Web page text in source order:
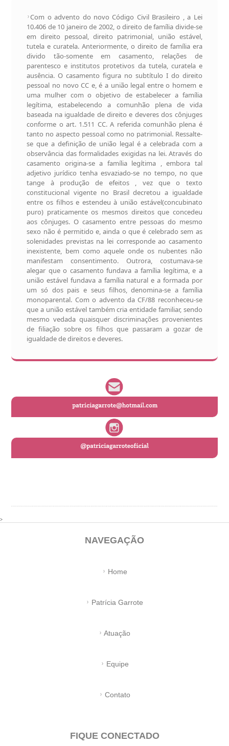
Com o advento do novo Código Civil Brasileiro , a Lei
10.406 de 10 janeiro de 2002, o direito de família divide-se
em direito pessoal, direito patrimonial, união estável,
tutela e curatela. Anteriormente, o direito de família era
divido tão-somente em casamento, relações de
parentesco e institutos protetivos da tutela, curatela e
ausência. O casamento figura no subtítulo I do direito
pessoal no novo CC e, é a união legal entre o homem e
uma mulher com o objetivo de estabelecer a família
legítima, estabelecendo a comunhão plena de vida
baseada na igualdade de direito e deveres dos cônjuges
conforme o art. 1.511 CC. A referida comunhão plena é
tanto no aspecto pessoal como no patrimonial. Ressalte-
se que a definição de união legal é a celebrada com a
observância das formalidades exigidas na lei. Através do
casamento origina-se a família legítima , embora tal
adjetivo jurídico tenha esvaziado-se no tempo, no que
tange à produção de efeitos , vez que o texto
constitucional vigente no Brasil decretou a igualdade
entre os filhos e estendeu à união estável(concubinato
puro) praticamente os mesmos direitos que concedeu
aos cônjuges. O casamento entre pessoas do mesmo
sexo não é permitido e, ainda o que é celebrado sem as
solenidades previstas na lei corresponde ao casamento
inexistente, bem como aquele onde os nubentes não
manifestam consentimento. Outrora, costumava-se
alegar que o casamento fundava a família legítima, e a
união estável fundava a família natural e a formada por
um só dos pais e seus filhos, denomina-se a família
monoparental. Com o advento da CF/88 reconheceu-se
que a união estável também cria entidade familiar, sendo
mesmo vedada quaisquer discriminações provenientes
de filiação sobre os filhos que passaram a gozar de
igualdade de direitos e deveres.
>
NAVEGAÇÃO
Home
Patrícia Garrote
Atuação
Equipe
Contato
FIQUE CONECTADO